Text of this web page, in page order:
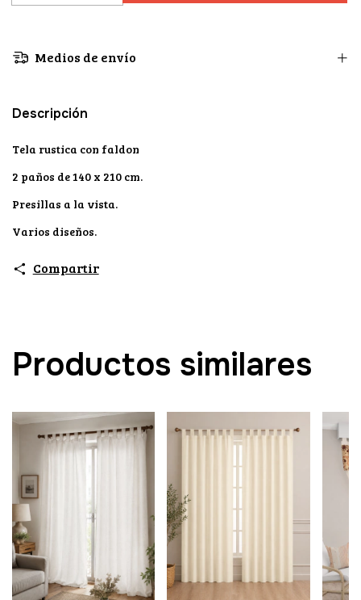
Medios de envío
Descripción
Tela rustica con faldon
2 paños de 140 x 210 cm.
Presillas a la vista.
Varios diseños.
Compartir
Productos similares